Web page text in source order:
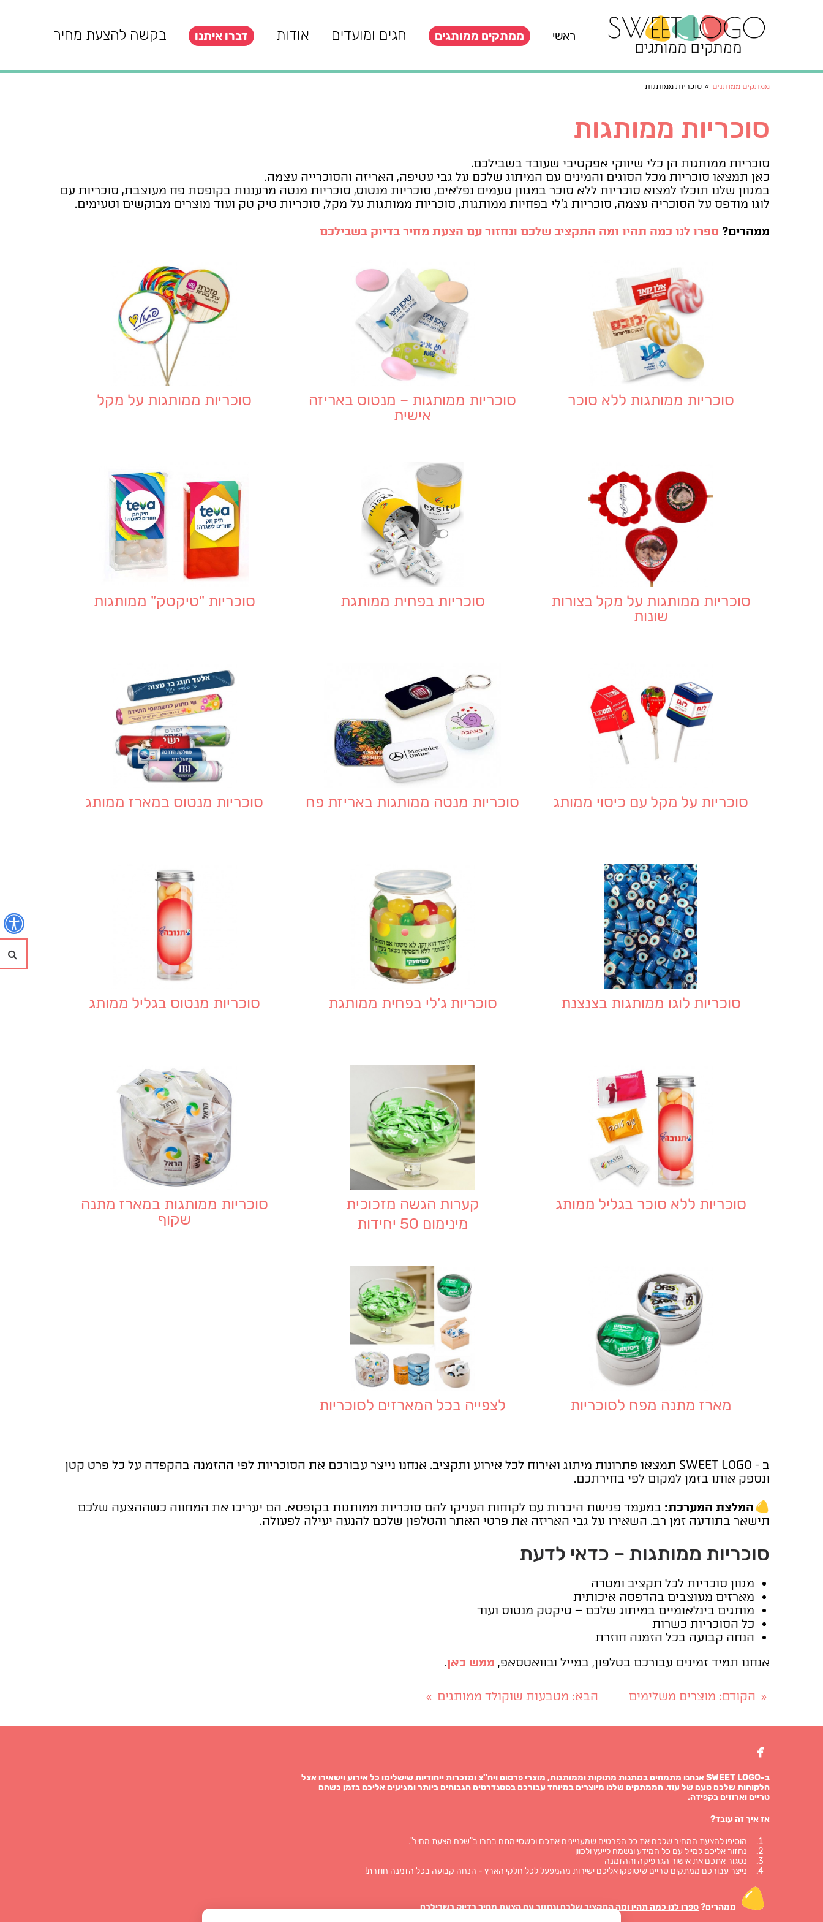
ראשי ממתקים ממותגים חגים ומועדים אודות דברו איתנו בקשה להצעת מחיר
ממתקים ממותגים » סוכריות ממותגות
סוכריות ממותגות
סוכריות ממותגות הן כלי שיווקי אפקטיבי שעובד בשבילכם.
כאן תמצאו סוכריות מכל הסוגים והמינים עם המיתוג שלכם על גבי עטיפה, האריזה והסוכרייה עצמה.
במגוון שלנו תוכלו למצוא סוכריות ללא סוכר במגוון טעמים נפלאים, סוכריות מנטוס, סוכריות מנטה מרעננות בקופסת פח מעוצבת, סוכריות עם
לוגו מודפס על הסוכריה עצמה, סוכריות ג'לי בפחיות ממותגות, סוכריות ממותגות על מקל, סוכריות טיק טק ועוד מוצרים מבוקשים וטעימים.
ממהרים? ספרו לנו כמה תהיו ומה התקציב שלכם ונחזור עם הצעת מחיר בדיוק בשבילכם
סוכריות ממותגות ללא סוכר
סוכריות ממותגות – מנטוס באריזה
אישית
סוכריות ממותגות על מקל
סוכריות ממותגות על מקל בצורות
שונות
סוכריות בפחית ממותגת סוכריות "טיקטק" ממותגות
סוכריות על מקל עם כיסוי ממותג סוכריות מנטה ממותגות באריזת פח סוכריות מנטוס במארז ממותג
סוכריות לוגו ממותגות בצנצנת סוכריות ג'לי בפחית ממותגת סוכריות מנטוס בגליל ממותג
סוכריות ללא סוכר בגליל ממותג
קערות הגשה מזכוכית
מינימום 50 יחידות
סוכריות ממותגות במארז מתנה
שקוף
מארז מתנה מפח לסוכריות לצפייה בכל המארזים לסוכריות
ב - SWEET LOGO תמצאו פתרונות מיתוג ואירוח לכל אירוע ותקציב. אנחנו נייצר עבורכם את הסוכריות לפי ההזמנה בהקפדה על כל פרט קטן
ונספק אותו בזמן למקום לפי בחירתכם.
המלצת המערכת: במעמד פגישת היכרות עם לקוחות העניקו להם סוכריות ממותגות בקופסא. הם יעריכו את המחווה כשההצעה שלכם
תישאר בתודעה זמן רב. השאירו על גבי האריזה את פרטי האתר והטלפון שלכם להנעה יעילה לפעולה.
סוכריות ממותגות – כדאי לדעת
מגוון סוכריות לכל תקציב ומטרה
מארזים מעוצבים בהדפסה איכותית
מותגים בינלאומיים במיתוג שלכם – טיקטק מנטוס ועוד
כל הסוכריות כשרות
הנחה קבועה בכל הזמנה חוזרת
אנחנו תמיד זמינים עבורכם בטלפון, במייל ובוואטסאפ, ממש כאן.
« הקודם: מוצרים משלימים הבא: מטבעות שוקולד ממותגים »

ב-SWEET LOGO אנחנו מתמחים במתנות מתוקות וממותגות, מוצרי פרסום ויח"צ ומזכרות ייחודיות שישלימו כל אירוע וישאירו אצל
הלקוחות שלכם טעם של עוד. הממתקים שלנו מיוצרים במיוחד עבורכם בסטנדרטים הגבוהים ביותר ומגיעים אליכם בזמן כשהם
טריים וארוזים בקפידה.
אז איך זה עובד?
הוסיפו להצעת המחיר שלכם את כל הפרטים שמעניינים אתכם וכשסיימתם בחרו ב"שלח הצעת מחיר".
נחזור אליכם למייל עם כל המידע ונשמח לייעץ ולכוון
נסגור אתכם את אישור הגרפיקה וההזמנה
נייצר עבורכם ממתקים טריים שיסופקו אליכם ישירות מהמפעל לכל חלקי הארץ - הנחה קבועה בכל הזמנה חוזרת!
ממהרים?ספרו לנו כמה תהיו ומה התקציב שלכם ונחזור עם הצעת מחיר בדיוק בשבילכם